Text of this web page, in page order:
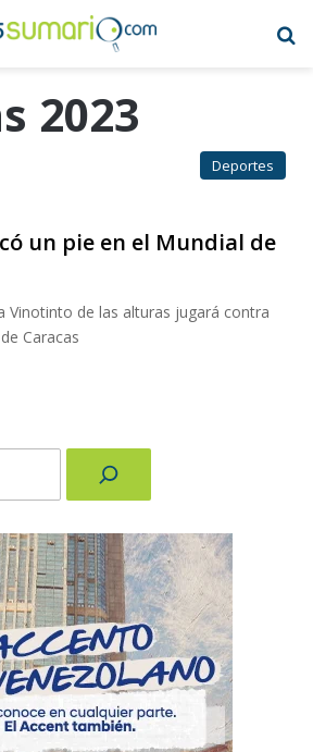
2023
Deportes
un pie en el Mundial de
Vinotinto de las alturas jugará contra
Caracas